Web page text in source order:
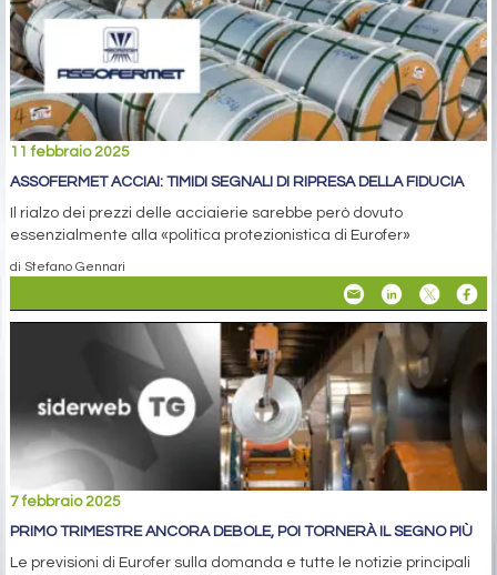
11 febbraio 2025
ASSOFERMET ACCIAI: TIMIDI SEGNALI DI RIPRESA DELLA FIDUCIA
Il rialzo dei prezzi delle acciaierie sarebbe però dovuto
essenzialmente alla «politica protezionistica di Eurofer»
di Stefano Gennari
7 febbraio 2025
PRIMO TRIMESTRE ANCORA DEBOLE, POI TORNERÀ IL SEGNO PIÙ
Le previsioni di Eurofer sulla domanda e tutte le notizie principali